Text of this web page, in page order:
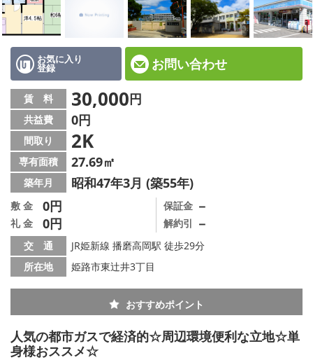
☆敷金·礼金0円物件☆
路線·駅から探す
地域から探す
地図から探す
スタッフ紹介
スタッフ募集中
店舗情報·アクセス
会社概要
お気に入り
登録 お問い合わせ
賃 料 30,000円
共益費 0円
間取り 2K
専有面積 27.69㎡
築年月 昭和47年3月 (築55年)
敷 金 0円
礼 金 0円
保証金 －
解約引 －
交 通
JR姫新線 播磨高岡駅 徒歩29分
所在地
姫路市東辻井3丁目
おすすめポイント
人気の都市ガスで経済的☆周辺環境便利な立地☆単
身様おススメ☆